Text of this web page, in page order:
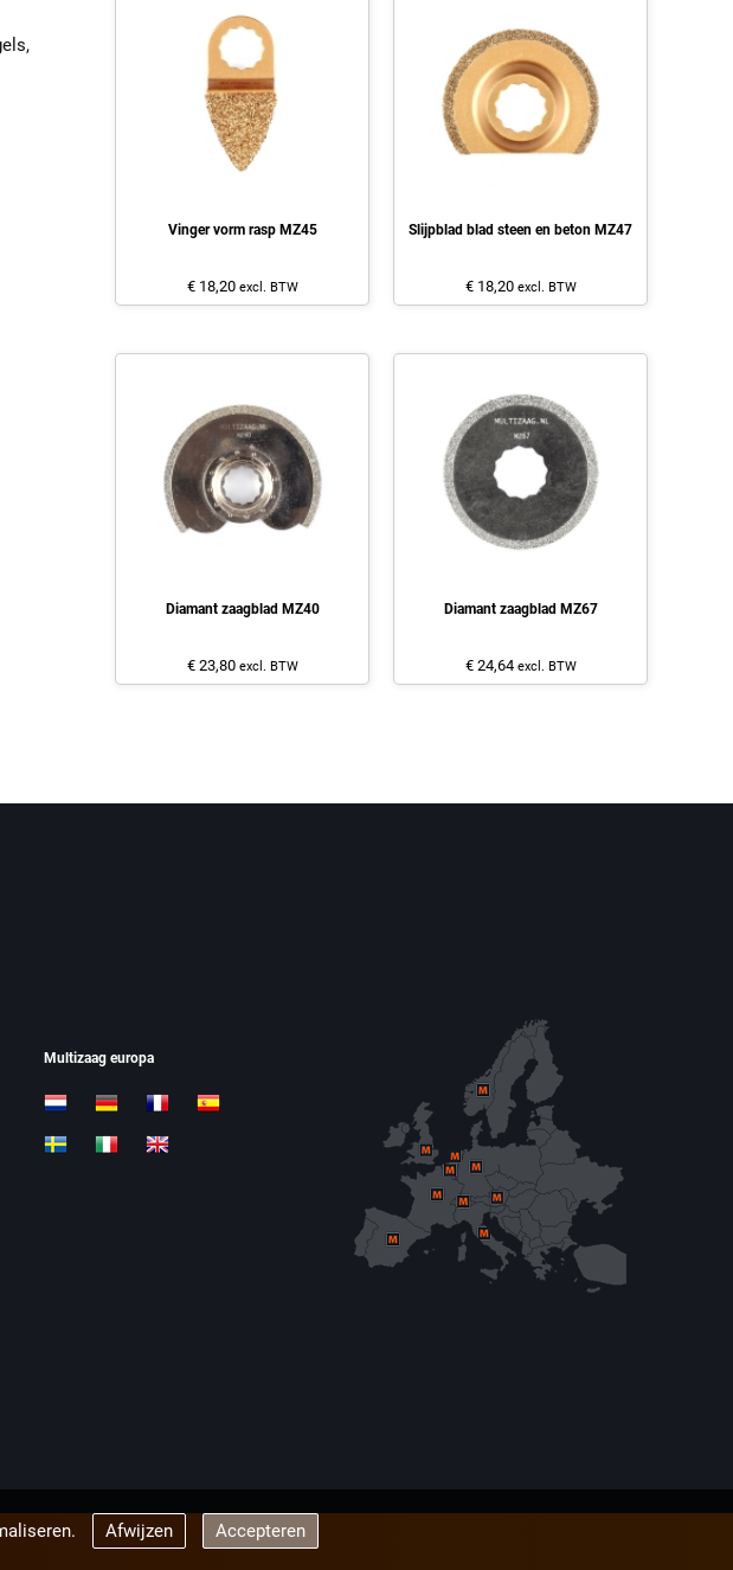
Vinger vorm rasp MZ45
€ 18,20 excl. BTW
Slijpblad blad steen en beton MZ47
€ 18,20 excl. BTW
Diamant zaagblad MZ40
€ 23,80 excl. BTW
Diamant zaagblad MZ67
€ 24,64 excl. BTW
Multizaag europa
Afwijzen Accepteren